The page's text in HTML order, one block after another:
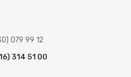
079 99 12
314 51 00